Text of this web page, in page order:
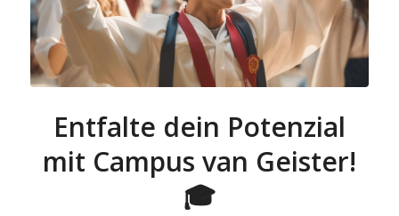
Entfalte dein Potenzial
mit Campus van Geister!
🎓